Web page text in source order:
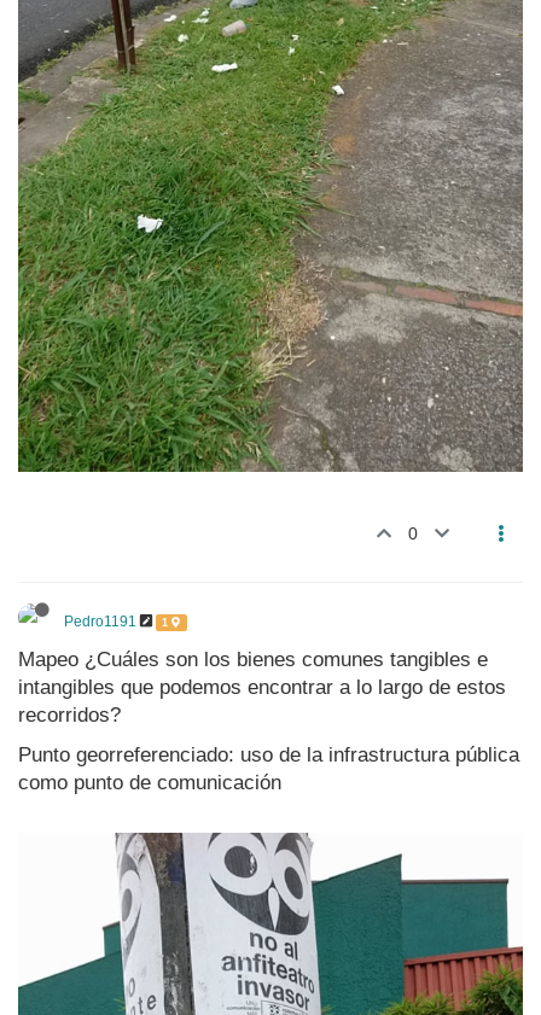
0
Pedro1191 1
Mapeo ¿Cuáles son los bienes comunes tangibles e
intangibles que podemos encontrar a lo largo de estos
recorridos?
Punto georreferenciado: uso de la infrastructura pública
como punto de comunicación